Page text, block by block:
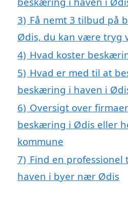
3) Få nemt 3 tilbud på
Ødis, du kan være tryg
4) Hvad koster
5) Hvad er med til at
beskæring i haven i
6) Oversigt over
beskæring i Ødis eller
kommune
7) Find en
haven i byer nær Ødis